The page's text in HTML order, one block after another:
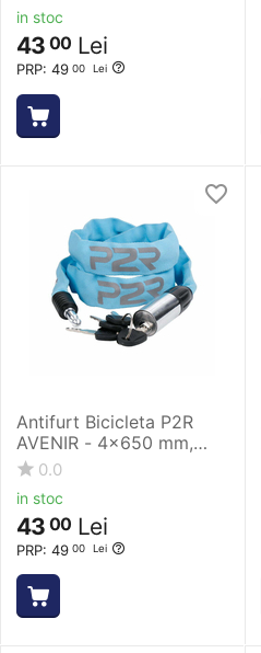
in stoc
PRP: 49 00 Lei
43 00 Lei
Antifurt Bicicleta P2R
AVENIR - 4x650 mm,
Albastru
0.0
in stoc
PRP: 49 00 Lei
43 00 Lei